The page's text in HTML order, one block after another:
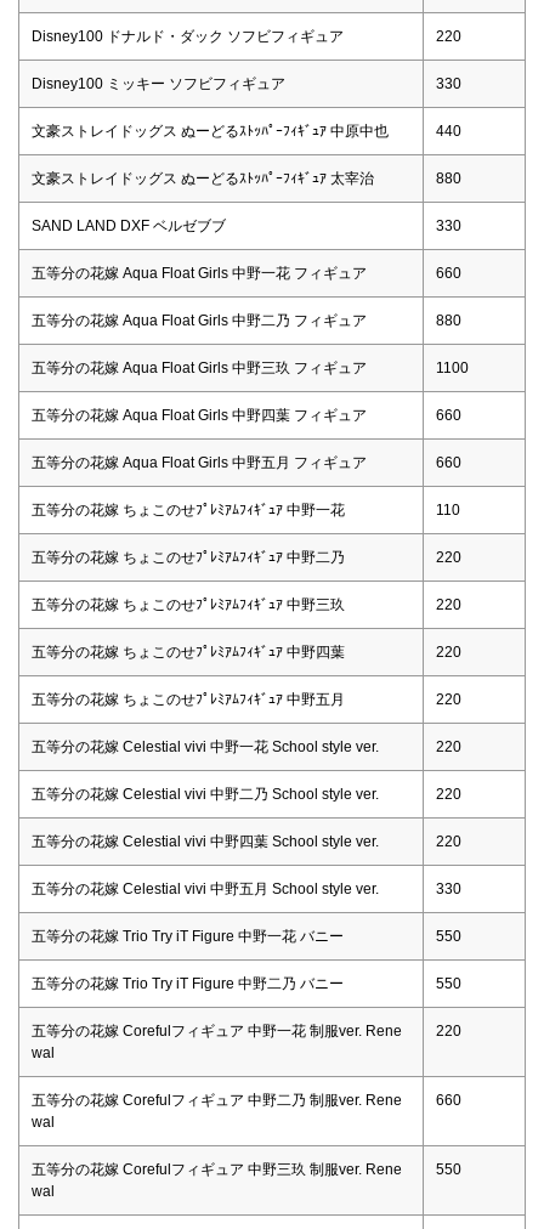
Disney100 ドナルド・ダック ソフビフィギュア 220
Disney100 ミッキー ソフビフィギュア 330
文豪ストレイドッグス ぬーどるｽﾄｯﾊﾟｰﾌｨｷﾞｭｱ 中原中也 440
文豪ストレイドッグス ぬーどるｽﾄｯﾊﾟｰﾌｨｷﾞｭｱ 太宰治 880
SAND LAND DXF ベルゼブブ 330
五等分の花嫁 Aqua Float Girls 中野一花 フィギュア 660
五等分の花嫁 Aqua Float Girls 中野二乃 フィギュア 880
五等分の花嫁 Aqua Float Girls 中野三玖 フィギュア 1100
五等分の花嫁 Aqua Float Girls 中野四葉 フィギュア 660
五等分の花嫁 Aqua Float Girls 中野五月 フィギュア 660
五等分の花嫁 ちょこのせﾌﾟﾚﾐｱﾑﾌｨｷﾞｭｱ 中野一花 110
五等分の花嫁 ちょこのせﾌﾟﾚﾐｱﾑﾌｨｷﾞｭｱ 中野二乃 220
五等分の花嫁 ちょこのせﾌﾟﾚﾐｱﾑﾌｨｷﾞｭｱ 中野三玖 220
五等分の花嫁 ちょこのせﾌﾟﾚﾐｱﾑﾌｨｷﾞｭｱ 中野四葉 220
五等分の花嫁 ちょこのせﾌﾟﾚﾐｱﾑﾌｨｷﾞｭｱ 中野五月 220
五等分の花嫁 Celestial vivi 中野一花 School style ver. 220
五等分の花嫁 Celestial vivi 中野二乃 School style ver. 220
五等分の花嫁 Celestial vivi 中野四葉 School style ver. 220
五等分の花嫁 Celestial vivi 中野五月 School style ver. 330
五等分の花嫁 Trio Try iT Figure 中野一花 バニー 550
五等分の花嫁 Trio Try iT Figure 中野二乃 バニー 550
五等分の花嫁 Corefulフィギュア 中野一花 制服ver. Rene
wal
220
五等分の花嫁 Corefulフィギュア 中野二乃 制服ver. Rene
wal
660
五等分の花嫁 Corefulフィギュア 中野三玖 制服ver. Rene
wal
550